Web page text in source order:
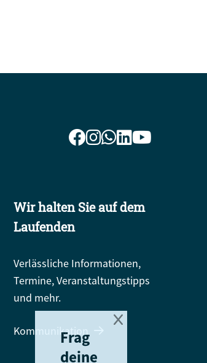
Wir halten Sie auf dem
Laufenden
Verlässliche Informationen,
Termine, Veranstaltungstipps
und mehr.
Kommunikation
Frag
deine